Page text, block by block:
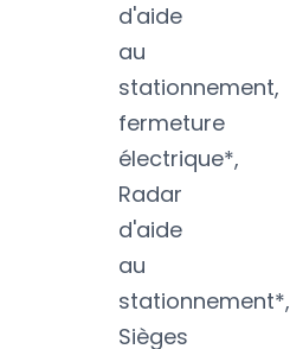
d'aide
au
stationnement,
fermeture
électrique*,
Radar
d'aide
au
stationnement*,
Sièges